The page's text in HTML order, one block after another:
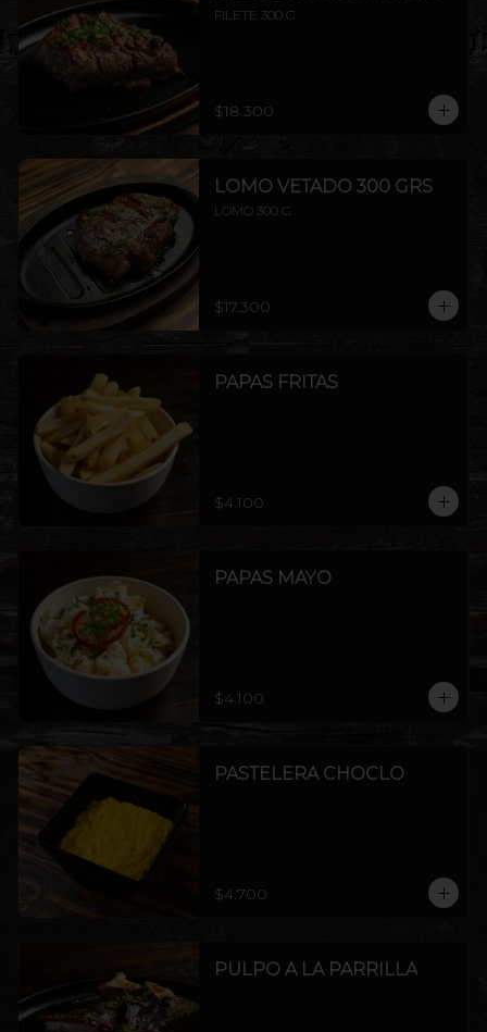
FILETE 300 G
$18.300
LOMO VETADO 300 GRS
LOMO 300 G
$17.300
PAPAS FRITAS
$4.100
PAPAS MAYO
$4.100
PASTELERA CHOCLO
$4.700
PULPO A LA PARRILLA